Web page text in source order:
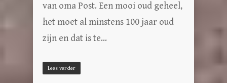
van oma Post. Een mooi oud geheel,
het moet al minstens 100 jaar oud
zijn en dat is te…
Lees verder